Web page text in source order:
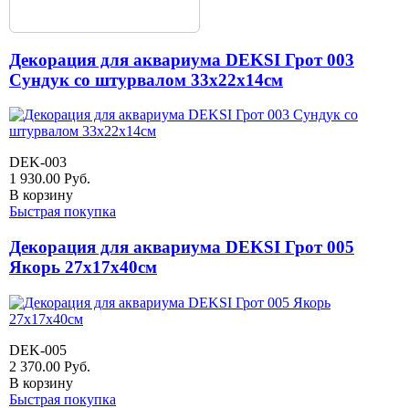
Декорация для аквариума DEKSI Грот 003
Сундук со штурвалом 33х22х14см
DEK-003
1 930.00 Руб.
В корзину
Быстрая покупка
Декорация для аквариума DEKSI Грот 005
Якорь 27х17х40см
DEK-005
2 370.00 Руб.
В корзину
Быстрая покупка